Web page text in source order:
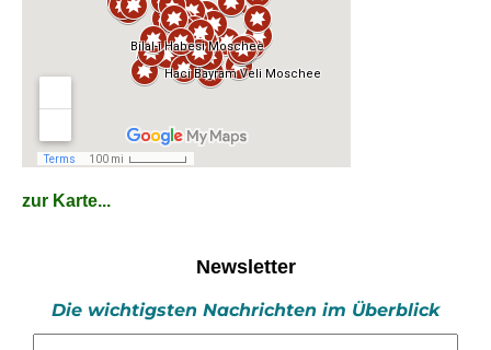
zur Karte...
Newsletter
Die wichtigsten Nachrichten im Überblick